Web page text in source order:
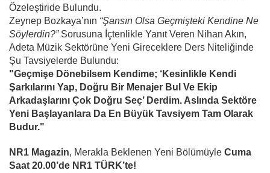
Özeleştiride Bulundu.
Zeynep Bozkaya’nın “Şansın Olsa Geçmişteki Kendine Ne
Söylerdin?”Sorusuna İçtenlikle Yanıt Veren Nihan Akın,
Adeta Müzik Sektörüne Yeni Gireceklere Ders Niteliğinde
Şu Tavsiyelerde Bulundu:
"Geçmişe Dönebilsem Kendime; ‘Kesinlikle Kendi
Şarkılarını Yap, Doğru Bir Menajer Bul Ve Ekip
Arkadaşlarını Çok Doğru Seç’ Derdim. Aslında Sektöre
Yeni Başlayanlara Da En Büyük Tavsiyem Tam Olarak
Budur."
NR1 Magazin, Merakla Beklenen Yeni Bölümüyle Cuma
Saat 20.00’de NR1 TÜRK’te!